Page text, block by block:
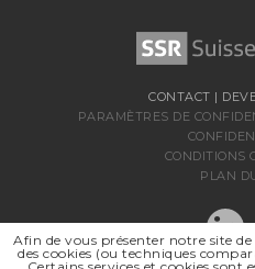
CONTACT |
PARAMÈTRES DE
CONDITIONS
PLAN
Afin de vous présenter notre site
des cookies (ou techniques